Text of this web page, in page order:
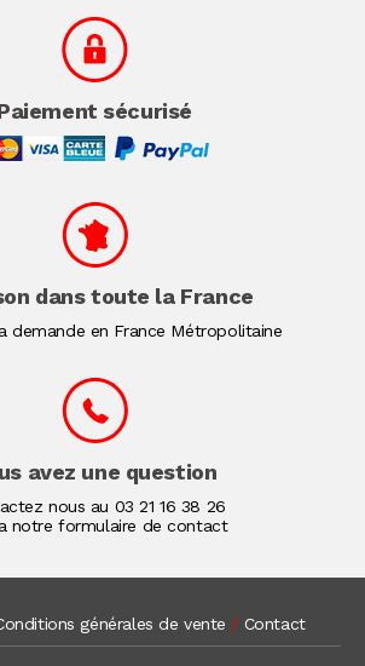
sécurisé
dans toute la France
demande en France Métropolitaine
avez une question
nous au 03 21 16 38 26
notre formulaire de contact
générales de vente / Contact